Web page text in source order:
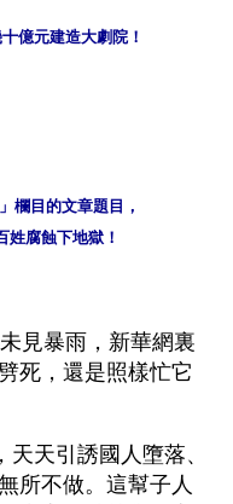
億元建造大劇院！
欄目的文章題目，
姓腐蝕下地獄！
見暴雨，新華網裏
死，還是照樣忙它
天天引誘國人墮落、
所不做。這幫子人